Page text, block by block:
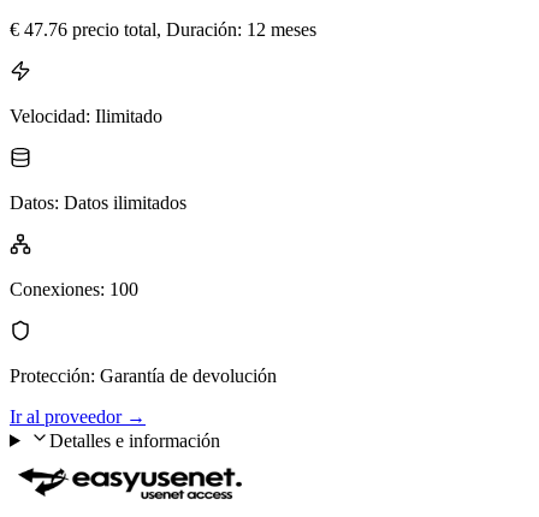
€ 47.76 precio total, Duración: 12 meses
Velocidad: Ilimitado
Datos: Datos ilimitados
Conexiones: 100
Protección: Garantía de devolución
Ir al proveedor→
Detalles e información